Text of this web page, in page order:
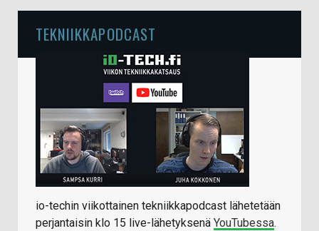
TEKNIIKKAPODCAST
io-techin viikottainen tekniikkapodcast lähetetään
perjantaisin klo 15 live-lähetyksenä YouTubessa.